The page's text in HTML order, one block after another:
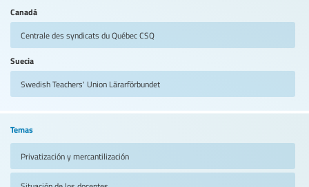
Canadá
Centrale des syndicats du QuébecCSQ
Suecia
Swedish Teachers' Union Lärarförbundet
Temas
Privatización y mercantilización